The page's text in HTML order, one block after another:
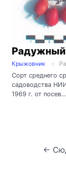
Радужный
Крыжовник
Сорт среднего
садоводства
1969 г. от посев...
←